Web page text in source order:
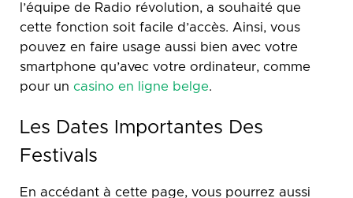
l’équipe de Radio révolution, a souhaité que
cette fonction soit facile d’accès. Ainsi, vous
pouvez en faire usage aussi bien avec votre
smartphone qu’avec votre ordinateur, comme
pour un casino en ligne belge.
Les Dates Importantes Des
Festivals
En accédant à cette page, vous pourrez aussi